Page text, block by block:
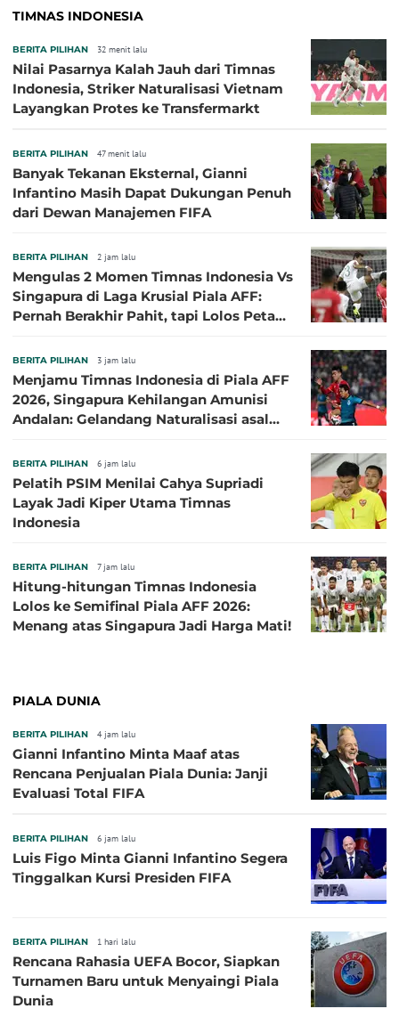
TIMNAS INDONESIA
BERITA PILIHAN 32 menit lalu
Nilai Pasarnya Kalah Jauh dari Timnas
Indonesia, Striker Naturalisasi Vietnam
Layangkan Protes ke Transfermarkt
BERITA PILIHAN 47 menit lalu
Banyak Tekanan Eksternal, Gianni
Infantino Masih Dapat Dukungan Penuh
dari Dewan Manajemen FIFA
BERITA PILIHAN 2 jam lalu
Mengulas 2 Momen Timnas Indonesia Vs
Singapura di Laga Krusial Piala AFF:
Pernah Berakhir Pahit, tapi Lolos Petaka
BERITA PILIHAN 3 jam lalu
Menjamu Timnas Indonesia di Piala AFF
2026, Singapura Kehilangan Amunisi
Andalan: Gelandang Naturalisasi asal
BERITA PILIHAN 6 jam lalu
Pelatih PSIM Menilai Cahya Supriadi
Layak Jadi Kiper Utama Timnas
Indonesia
BERITA PILIHAN 7 jam lalu
Hitung-hitungan Timnas Indonesia
Lolos ke Semifinal Piala AFF 2026:
Menang atas Singapura Jadi Harga Mati!
PIALA DUNIA
BERITA PILIHAN 4 jam lalu
Gianni Infantino Minta Maaf atas
Rencana Penjualan Piala Dunia: Janji
Evaluasi Total FIFA
BERITA PILIHAN 6 jam lalu
Luis Figo Minta Gianni Infantino Segera
Tinggalkan Kursi Presiden FIFA
BERITA PILIHAN 1 hari lalu
Rencana Rahasia UEFA Bocor, Siapkan
Turnamen Baru untuk Menyaingi Piala
Dunia